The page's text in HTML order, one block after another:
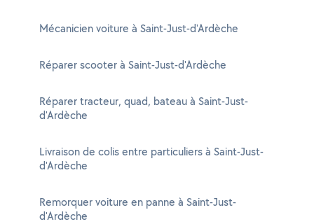
Mécanicien voiture à Saint-Just-d'Ardèche
Réparer scooter à Saint-Just-d'Ardèche
Réparer tracteur, quad, bateau à Saint-Just-
d'Ardèche
Livraison de colis entre particuliers à Saint-Just-
d'Ardèche
Remorquer voiture en panne à Saint-Just-
d'Ardèche